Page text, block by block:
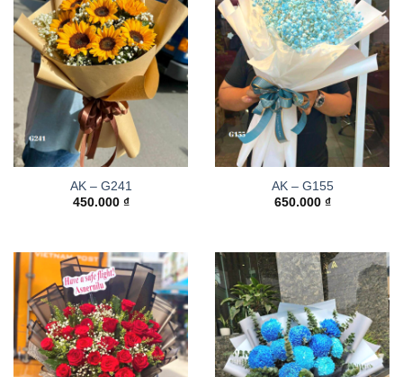
AK – G241
450.000 ₫
AK – G155
650.000 ₫